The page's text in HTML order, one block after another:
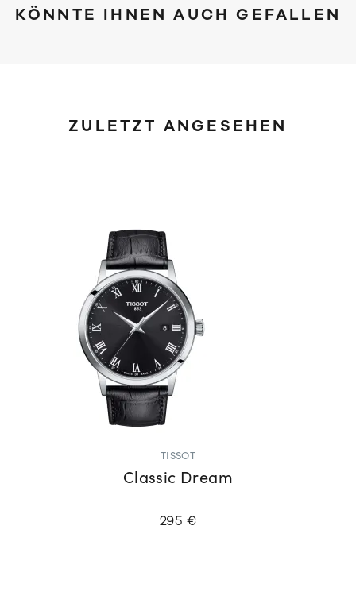
KÖNNTE IHNEN AUCH GEFALLEN
ZULETZT ANGESEHEN
TISSOT
Classic Dream
295 €